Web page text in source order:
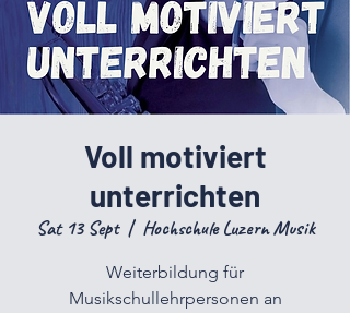
Voll motiviert
unterrichten
Sat 13 Sept
  |
Hochschule Luzern Musik
Weiterbildung für
Musikschullehrpersonen an